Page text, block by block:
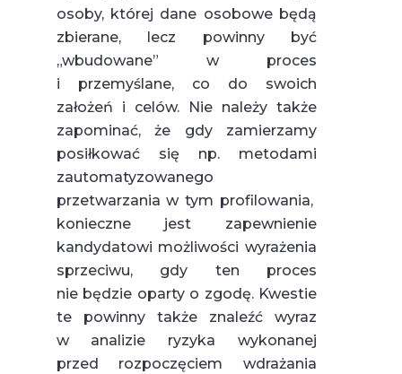
osoby, której dane osobowe będą
zbierane, lecz powinny być
„wbudowane” w proces
i przemyślane, co do swoich
założeń i celów. Nie należy także
zapominać, że gdy zamierzamy
posiłkować się np. metodami
zautomatyzowanego
przetwarzania w tym profilowania,
konieczne jest zapewnienie
kandydatowi możliwości wyrażenia
sprzeciwu, gdy ten proces
nie będzie oparty o zgodę. Kwestie
te powinny także znaleźć wyraz
w analizie ryzyka wykonanej
przed rozpoczęciem wdrażania